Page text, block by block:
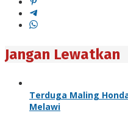
Jangan Lewatkan
Terduga Maling
Melawi